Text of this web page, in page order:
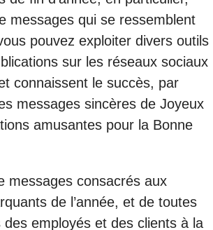
messages qui se ressemblent
pouvez exploiter divers outils
sur les réseaux sociaux
connaissent le succès, par
messages sincères de Joyeux
amusantes pour la Bonne
messages consacrés aux
de l’année, et de toutes
des employés et des clients à la